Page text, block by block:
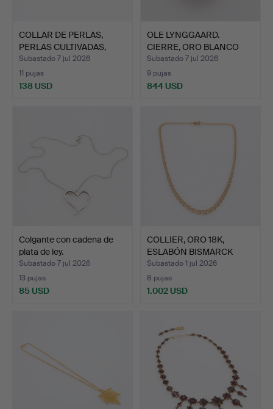
COLLAR DE PERLAS,
PERLAS CULTIVADAS,
CIERR…
Subastado 7 jul 2026
11 pujas
138 USD
OLE LYNGGAARD.
CIERRE, ORO BLANCO
18K.
Subastado 7 jul 2026
9 pujas
844 USD
Colgante con cadena de
plata de ley.
Subastado 7 jul 2026
13 pujas
85 USD
COLLIER, ORO 18K,
ESLABÓN BISMARCK
GRADUAD…
Subastado 1 jul 2026
8 pujas
1.002 USD